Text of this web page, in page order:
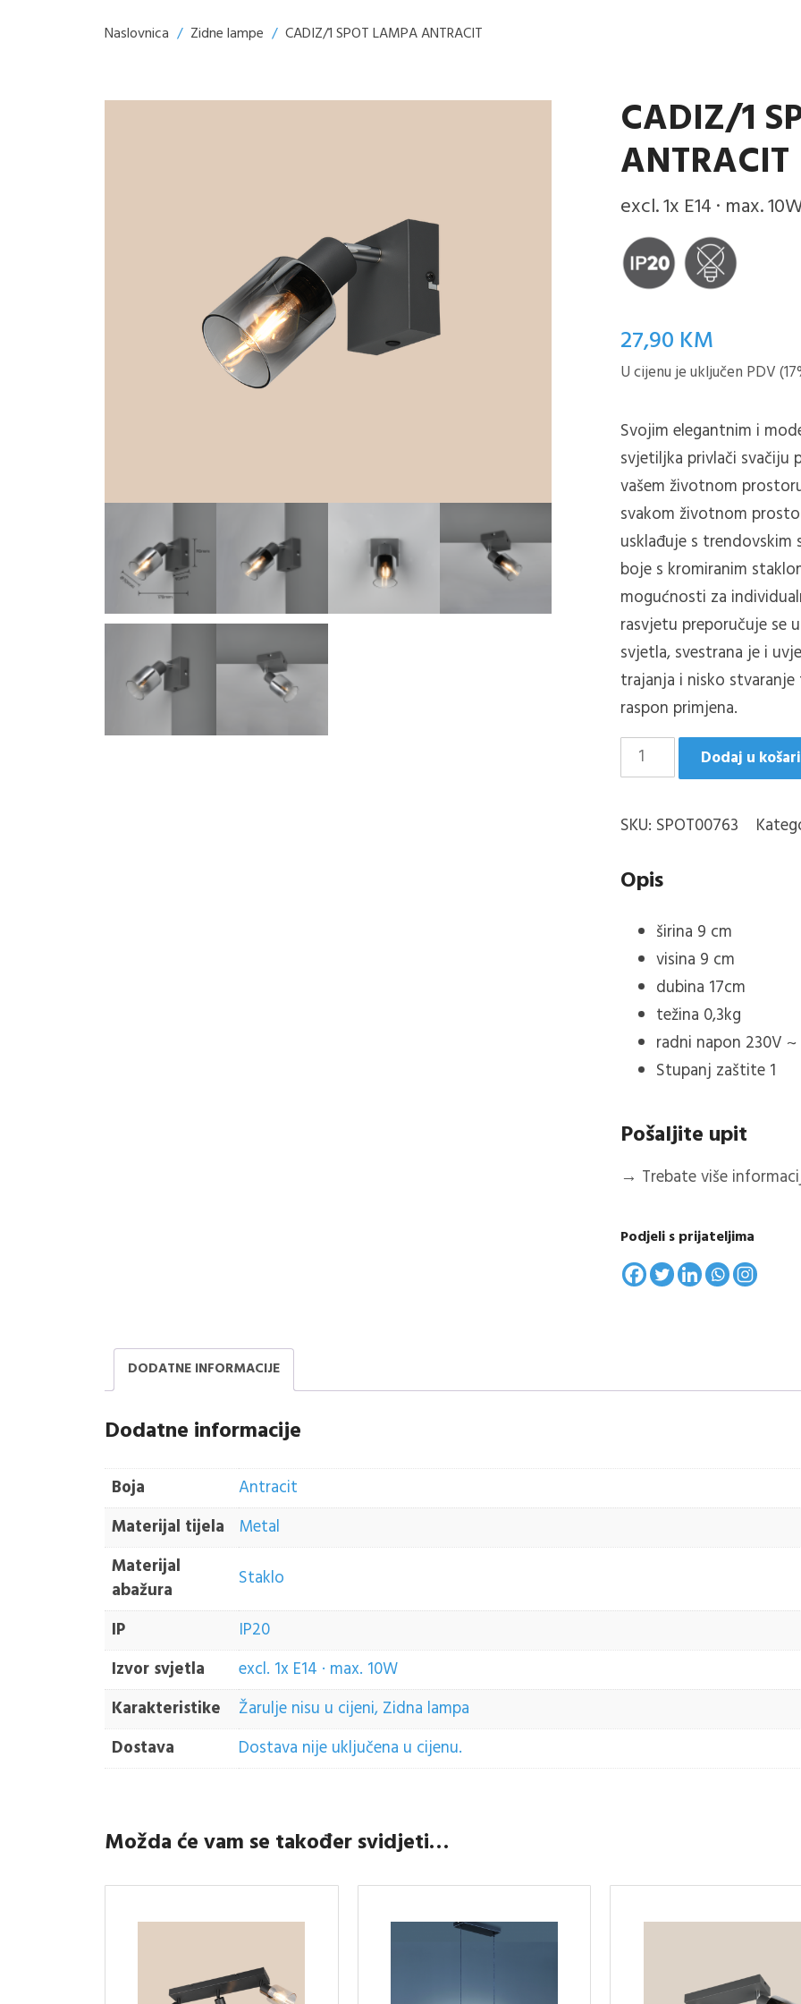
Naslovnica / Zidne lampe / CADIZ/1 SPOT LAMPA ANTRACIT
CADIZ/1
ANTRACIT
excl. 1x E14 · max.
27,90 KM
U cijenu je uključen PDV
Svojim elegantnim i
svjetiljka privlači svačiju
vašem životnom
svakom životnom
usklađuje s trendovskim
boje s kromiranim
mogućnosti za
rasvjetu preporučuje se
svjetla, svestrana je i
trajanja i nisko
raspon primjena.
CADIZ/1
SPOT
ANTRACIT
Dodaj u
SKU: SPOT00763
Opis
širina 9 cm
visina 9 cm
dubina 17cm
težina 0,3kg
radni napon 230V
Stupanj zaštite 1
Pošaljite upit
→ Trebate više
Podjeli s prijateljima
DODATNE INFORMACIJE
Dodatne informacije
Boja
Antracit
Materijal tijela Metal
Materijal
abažura
Staklo
IP
IP20
Izvor svjetla
excl. 1x E14 · max. 10W
Karakteristike
Žarulje nisu u cijeni, Zidna lampa
Dostava
Dostava nije uključena u cijenu.
Možda će vam se također svidjeti…